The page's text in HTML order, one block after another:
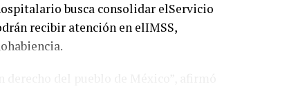
busca consolidar elServicio
recibir atención en elIMSS,